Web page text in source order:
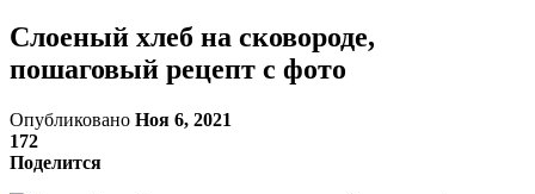
Слоеный хлеб на сковороде,
пошаговый рецепт с фото
Опубликовано Ноя 6, 2021
172
Поделится